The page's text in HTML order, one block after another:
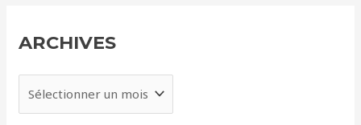
ARCHIVES
r